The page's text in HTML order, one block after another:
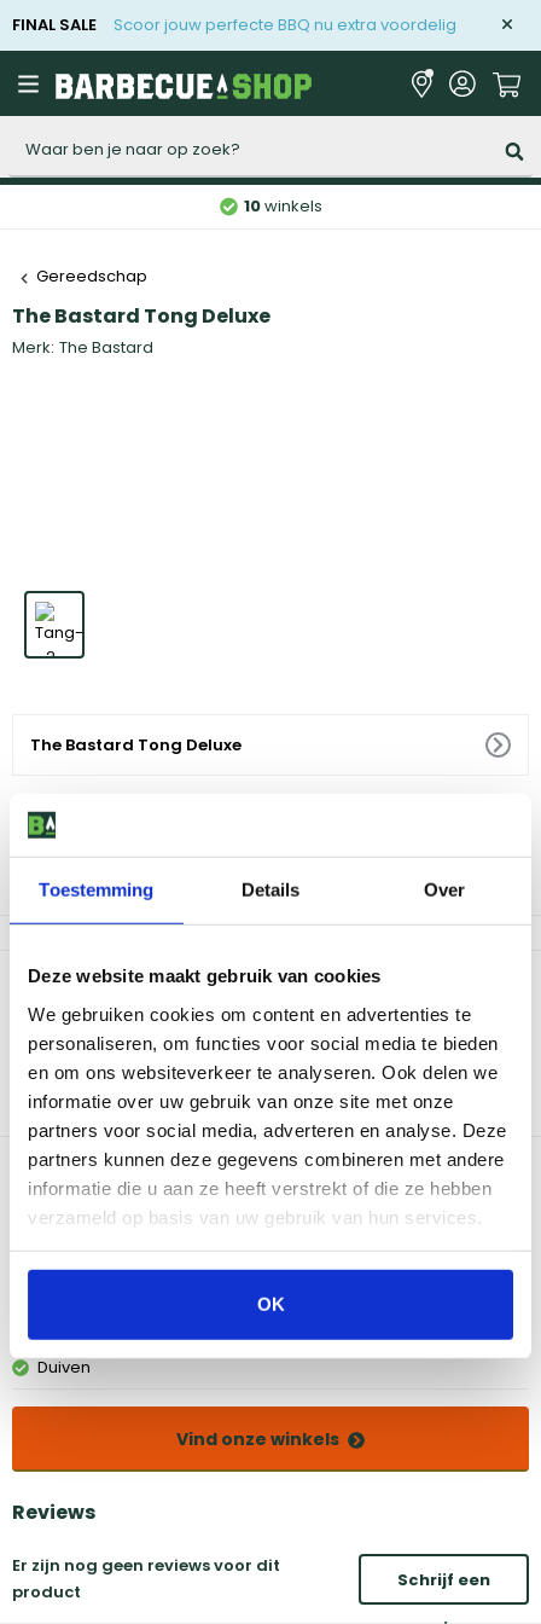
Toestemming Details Over
Deze website maakt gebruik van cookies
We gebruiken cookies om content en advertenties te
personaliseren, om functies voor social media te bieden
en om ons websiteverkeer te analyseren. Ook delen we
informatie over uw gebruik van onze site met onze
partners voor social media, adverteren en analyse. Deze
partners kunnen deze gegevens combineren met andere
informatie die u aan ze heeft verstrekt of die ze hebben
verzameld op basis van uw gebruik van hun services.
OK
FINAL SALE Scoor jouw perfecte BBQ nu extra voordelig
10winkels
Gereedschap
The Bastard Tong Deluxe
Merk: The Bastard
The Bastard Tong Deluxe
24,
Voor 18:00 besteld, morgen in huis
Af te halen in 9 winkels
Productomschrijving
The Bastard Tang Deluxe is gemaakt van duurzaam roestvrij staal,
wat zorgt voor een lange levensduur. De tang heeft een robuuste
handgreep en handige afsluiter. Hiermee heb je perfecte grip,
om je vlees, groenten of vis te draaien of verplaatsen op de
barbecue.
Bekijk dit product in onze winkels
Amsterdam
Doetinchem
Duiven
Eindhoven
Utrecht
Vind onze winkels
Reviews
Er zijn nog geen reviews voor dit
product
Schrijf een